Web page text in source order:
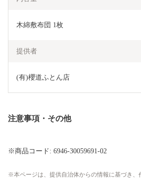
木綿敷布団 1枚
提供者
(有)櫻道ふとん店
注意事項・その他
※商品コード: 6946-30059691-02
本ページは、提供自治体からの情報に基づき、